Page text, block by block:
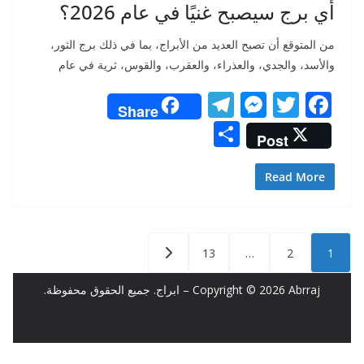
أي برج سيصبح غنيًا في عام 2026؟
من المتوقع أن تصبح العديد من الأبراج، بما في ذلك برج الثور،
والأسد، والجدي، والعذراء، والعقرب، والقوس، ثرية في عام
F
ac
e
b
k
T
w
itt
er
M
e
ss
T
el
Share
Post
Read More
تعدد
صفحات
1
2
…
13